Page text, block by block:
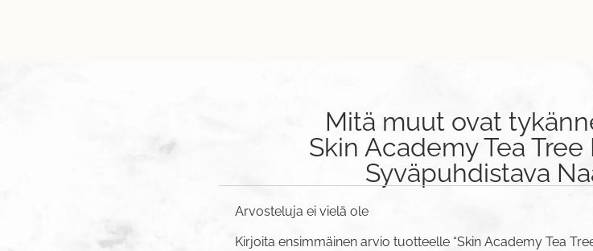
Mitä muut ovat
Skin Academy Tea
Syväpuhdistava
Arvosteluja ei vielä ole
Kirjoita ensimmäinen arvio tuotteelle “Skin Academy Tea